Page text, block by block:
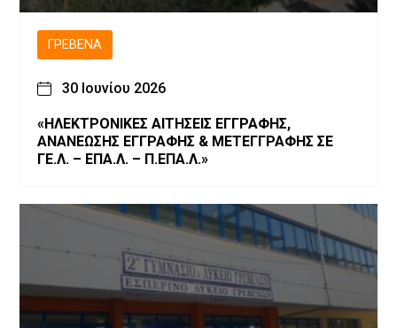
ΓΡΕΒΕΝΆ
30 Ιουνίου 2026
«ΗΛΕΚΤΡΟΝΙΚΕΣ ΑΙΤΗΣΕΙΣ ΕΓΓΡΑΦΗΣ,
ΑΝΑΝΕΩΣΗΣ ΕΓΓΡΑΦΗΣ & ΜΕΤΕΓΓΡΑΦΗΣ ΣΕ
ΓΕ.Λ. – ΕΠΑ.Λ. – Π.ΕΠΑ.Λ.»